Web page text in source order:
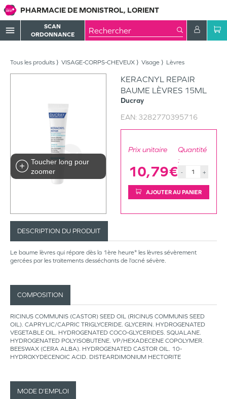
PHARMACIE DE MONISTROL, LORIENT
menu
SCAN
ORDONNANCE
Tous les produits VISAGE-CORPS-CHEVEUX Visage Lèvres
Toucher long pour
zoomer
KERACNYL REPAIR
BAUME LÈVRES 15ML
Ducray
EAN: 3282770395716
Prix unitaire
10,79€
Quantité
:
- +
AJOUTER AU PANIER
DESCRIPTION DU PRODUIT
Le baume lèvres qui répare dès la 1ère heure* les lèvres sévèrement
gercées par les traitements desséchants de l’acné sévère.
COMPOSITION
RICINUS COMMUNIS (CASTOR) SEED OIL (RICINUS COMMUNIS SEED
OIL). CAPRYLIC/CAPRIC TRIGLYCERIDE. GLYCERIN. HYDROGENATED
VEGETABLE OIL. HYDROGENATED COCO-GLYCERIDES. SQUALANE.
HYDROGENATED POLYISOBUTENE. VP/HEXADECENE COPOLYMER.
BEESWAX (CERA ALBA). HYDROGENATED CASTOR OIL. 10-
HYDROXYDECENOIC ACID. DISTEARDIMONIUM HECTORITE
MODE D’EMPLOI